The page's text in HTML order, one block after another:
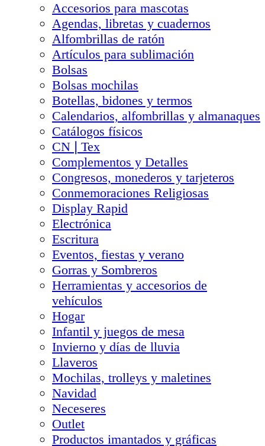
Accesorios para mascotas
Agendas, libretas y cuadernos
Alfombrillas de ratón
Artículos para sublimación
Bolsas
Bolsas mochilas
Botellas, bidones y termos
Calendarios, alfombrillas y almanaques
Catálogos físicos
CN❘Tex
Complementos y Detalles
Congresos, monederos y tarjeteros
Conmemoraciones Religiosas
Display Rapid
Electrónica
Escritura
Eventos, fiestas y verano
Gorras y Sombreros
Herramientas y accesorios de
vehículos
Hogar
Infantil y juegos de mesa
Invierno y días de lluvia
Llaveros
Mochilas, trolleys y maletines
Navidad
Neceseres
Outlet
Productos imantados y gráficas